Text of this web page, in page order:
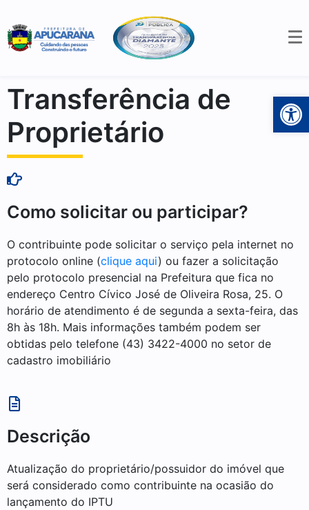
Transferência de
Proprietário
Como solicitar ou participar?
O contribuinte pode solicitar o serviço pela internet no
protocolo online (clique aqui) ou fazer a solicitação
pelo protocolo presencial na Prefeitura que fica no
endereço Centro Cívico José de Oliveira Rosa, 25. O
horário de atendimento é de segunda a sexta-feira, das
8h às 18h. Mais informações também podem ser
obtidas pelo telefone (43) 3422-4000 no setor de
cadastro imobiliário
Descrição
Atualização do proprietário/possuidor do imóvel que
será considerado como contribuinte na ocasião do
lançamento do IPTU